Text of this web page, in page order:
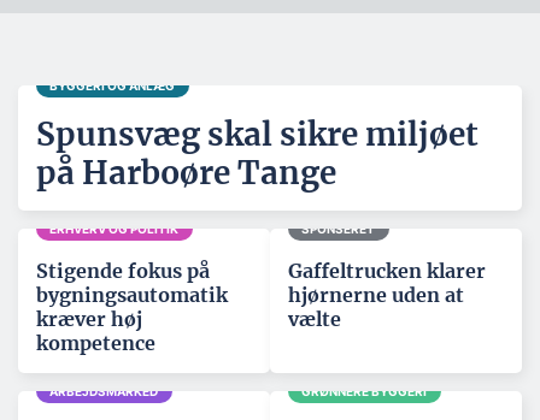
BYGGERI OG ANLÆG
Spunsvæg skal sikre miljøet
på Harboøre Tange
ERHVERV OG POLITIK
Stigende fokus på
bygningsautomatik
kræver høj
kompetence
SPONSERET
Gaffeltrucken klarer
hjørnerne uden at
vælte
ARBEJDSMARKED GRØNNERE BYGGERI